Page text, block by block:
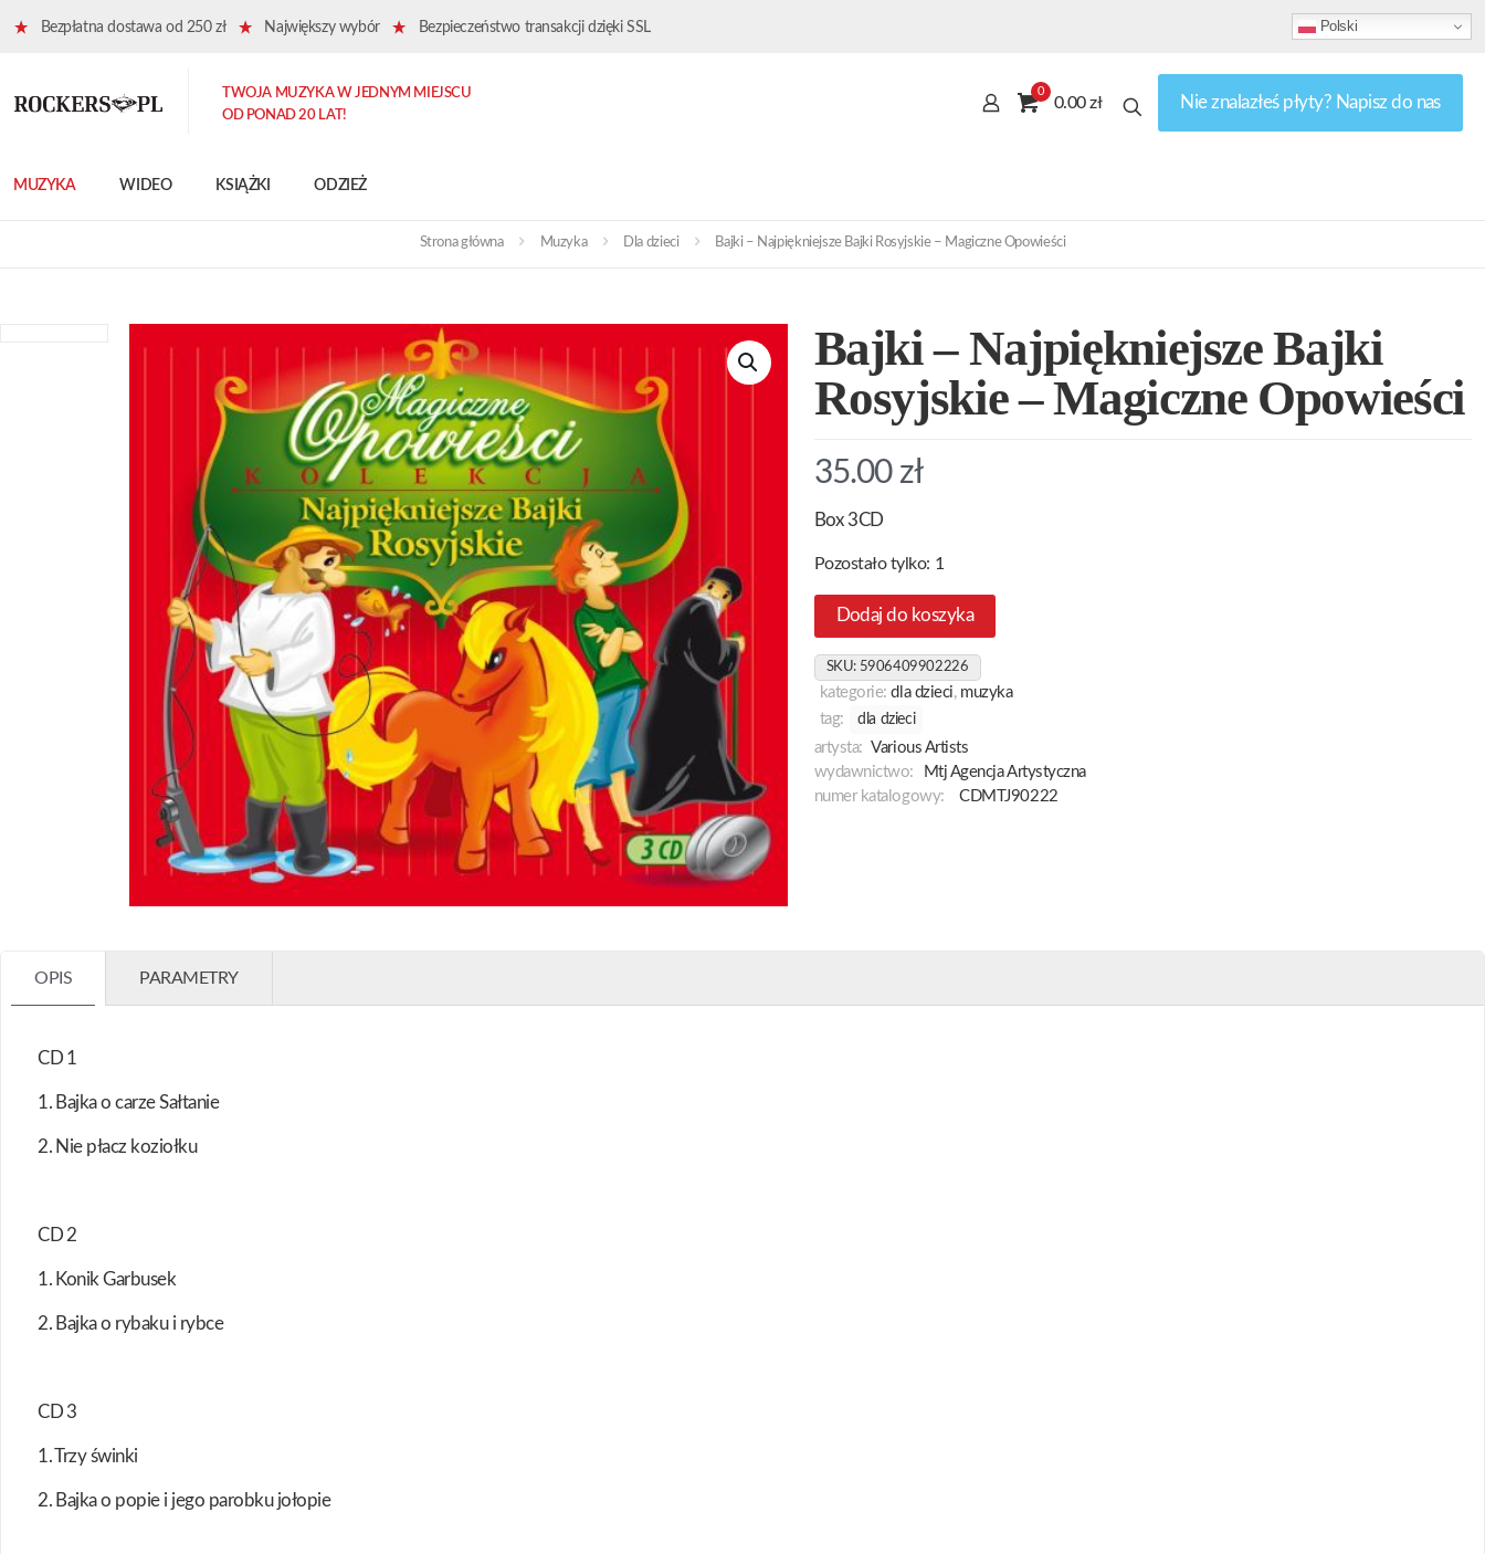
Bezpłatna dostawa od 250 zł Największy wybór Bezpieczeństwo transakcji dzięki SSL Polski
MUZYKA WIDEO KSIĄŻKI ODZIEŻ
TWOJA MUZYKA W JEDNYM MIEJSCU
OD PONAD 20 LAT!
0
0.00 zł Nie znalazłeś płyty? Napisz do nas
Strona główna Muzyka Dla dzieci Bajki – Najpiękniejsze Bajki Rosyjskie – Magiczne Opowieści
Bajki – Najpiękniejsze Bajki
Rosyjskie – Magiczne Opowieści
35.00 zł
Box 3CD
Pozostało tylko: 1
Dodaj do koszyka
SKU: 5906409902226
kategorie:dla dzieci, muzyka
tag:
dla dzieci
artysta: Various Artists
wydawnictwo:
Mtj Agencja Artystyczna
numer katalogowy:
CDMTJ90222
OPIS PARAMETRY
CD 1
1. Bajka o carze Sałtanie
2. Nie płacz koziołku
CD 2
1. Konik Garbusek
2. Bajka o rybaku i rybce
CD 3
1. Trzy świnki
2. Bajka o popie i jego parobku jołopie